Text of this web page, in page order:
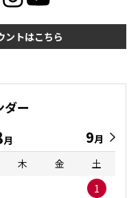
ントはこちら
ダー
月 9月
木 金
土
1